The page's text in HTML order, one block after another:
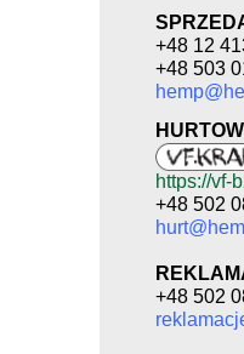
+48 12
+48 503
https://vf-
+48 502
+48 502